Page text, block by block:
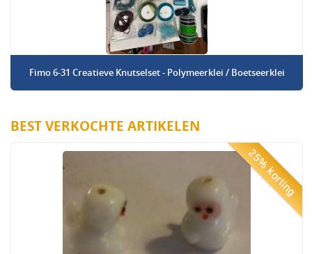
Fimo 6-31 Creatieve Knutselset - Polymeerklei / Boetseerklei
BEST VERKOCHTE ARTIKELEN
25% korting